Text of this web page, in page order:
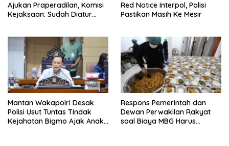
Ajukan Praperadilan, Komisi
Kejaksaan: Sudah Diatur
Red Notice Interpol, Polisi
Pastikan Masih Ke Mesir
Mantan Wakapolri Desak
Polisi Usut Tuntas Tindak
Kejahatan Bigmo Ajak Anak
Respons Pemerintah dan
Dewan Perwakilan Rakyat
soal Biaya MBG Harus